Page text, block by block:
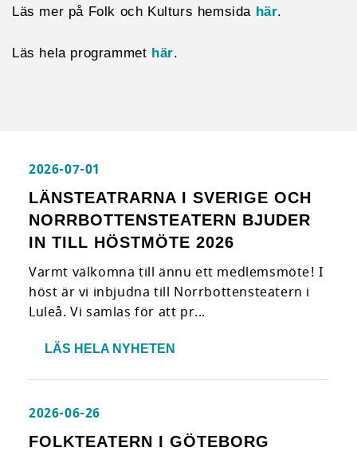
Läs mer på Folk och Kulturs hemsida här.
Läs hela programmet här.
2026-07-01
LÄNSTEATRARNA I SVERIGE OCH
NORRBOTTENSTEATERN BJUDER
IN TILL HÖSTMÖTE 2026
Varmt välkomna till ännu ett medlemsmöte! I
höst är vi inbjudna till Norrbottensteatern i
Luleå. Vi samlas för att pr...
LÄS HELA NYHETEN
2026-06-26
FOLKTEATERN I GÖTEBORG